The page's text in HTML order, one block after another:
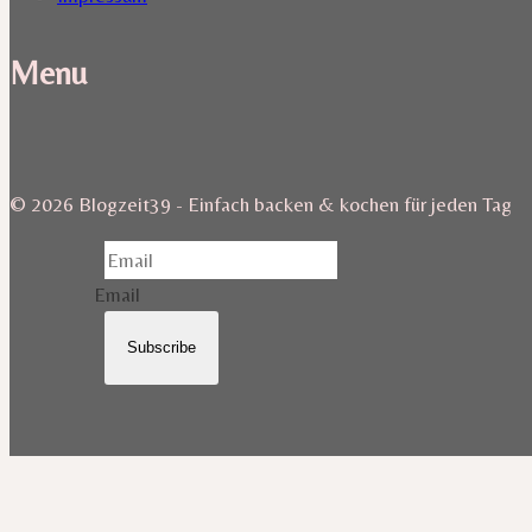
Menu
© 2026 Blogzeit39 - Einfach backen & kochen für jeden Tag
Email
Subscribe